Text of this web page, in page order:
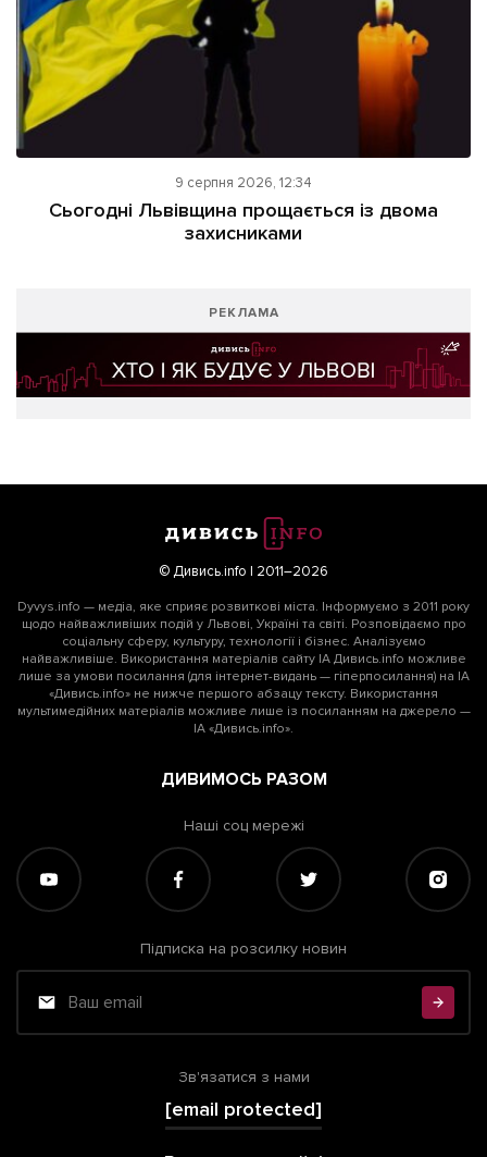
9 серпня 2026, 12:34
Сьогодні Львівщина прощається із двома
захисниками
РЕКЛАМА
© Дивись.info | 2011–2026
Dyvys.info — медіа, яке сприяє розвиткові міста. Інформуємо з 2011 року
щодо найважливіших подій у Львові, Україні та світі. Розповідаємо про
соціальну сферу, культуру, технології і бізнес. Аналізуємо
найважливіше. Використання матеріалів сайту ІА Дивись.info можливе
лише за умови посилання (для інтернет-видань — гіперпосилання) на ІА
«Дивись.info» не нижче першого абзацу тексту. Використання
мультимедійних матеріалів можливе лише із посиланням на джерело —
ІА «Дивись.info».
ДИВИМОСЬ РАЗОМ
Наші соц мережі
Підписка на розсилку новин
Зв'язатися з нами
[email protected]